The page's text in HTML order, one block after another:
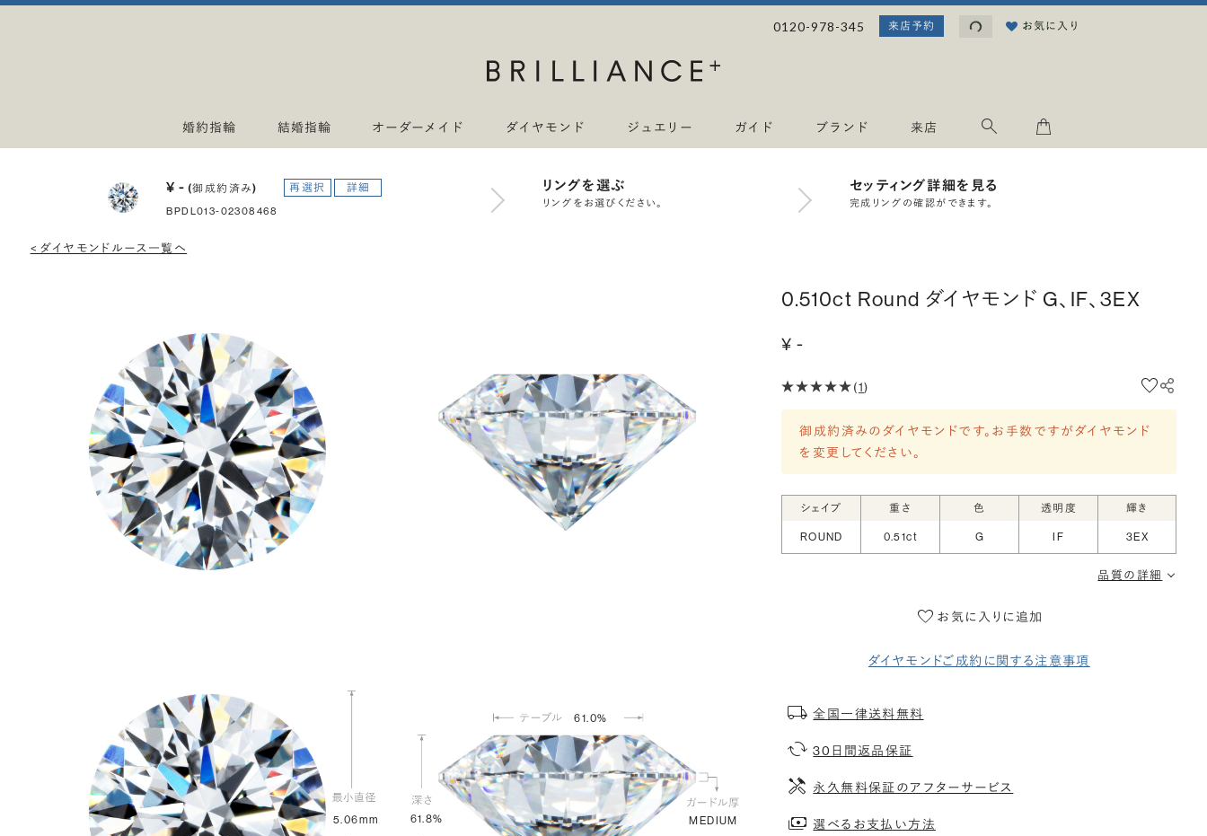
0120-978-345 来店予約 読み込み中...お気に入り
婚約指輪 結婚指輪 オーダーメイド ダイヤモンド ジュエリー ガイド ブランド 来店
¥ -(御成約済み) 再選択 詳細
BPDL013-02308468
リングを選ぶ
リングをお選びください。
セッティング詳細を見る
完成リングの確認ができます。
< ダイヤモンドルース一覧へ
5.06mm 61.8%
61.0%
MEDIUM
0.510ct Round ダイヤモンド G、IF、3EX
¥ -
(1)
御成約済みのダイヤモンドです。お手数ですがダイヤモンド
を変更してください。
シェイプ 重さ 色 透明度 輝き
ROUND 0.51ct G IF 3EX
品質の詳細
お気に入りに追加
ダイヤモンドご成約に関する注意事項
全国一律送料無料
30日間返品保証
永久無料保証のアフターサービス
選べるお支払い方法